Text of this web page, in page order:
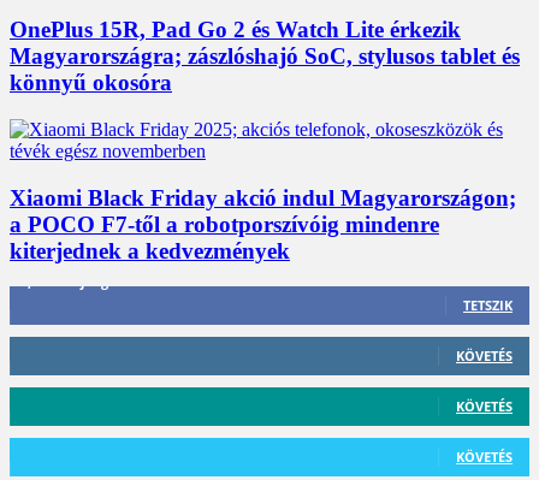
OnePlus 15R, Pad Go 2 és Watch Lite érkezik
Magyarországra; zászlóshajó SoC, stylusos tablet és
könnyű okosóra
Xiaomi Black Friday akció indul Magyarországon;
a POCO F7-től a robotporszívóig mindenre
kiterjednek a kedvezmények
TETSZIK
KÖVETÉS
KÖVETÉS
KÖVETÉS